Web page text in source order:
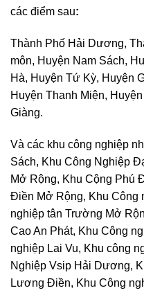
các điểm sau:
Thành Phố Hải Dương,
môn, Huyện Nam Sách,
Hà, Huyện Tứ Kỳ, Huyện
Huyện Thanh Miện,
Giàng.
Và các khu công nghiệp
Sách, Khu Công Nghiệp
Mở Rộng, Khu Cộng Phú
Điền Mở Rộng, Khu Công
nghiệp tân Trường Mở
Cao An Phát, Khu Công
nghiệp Lai Vu, Khu công
Nghiệp Vsip Hải Dương,
Lương Điền, Khu Công